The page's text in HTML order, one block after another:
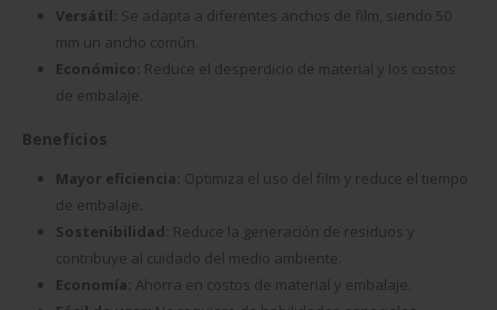
Versátil: Se adapta a diferentes anchos de film, siendo 50
mm un ancho común.
Económico: Reduce el desperdicio de material y los costos
de embalaje.
Beneficios
Mayor eficiencia: Optimiza el uso del film y reduce el tiempo
de embalaje.
Sostenibilidad: Reduce la generación de residuos y
contribuye al cuidado del medio ambiente.
Economía: Ahorra en costos de material y embalaje.